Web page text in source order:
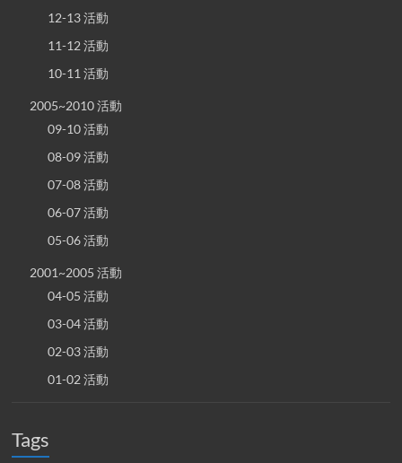
12-13 活動
11-12 活動
10-11 活動
2005~2010 活動
09-10 活動
08-09 活動
07-08 活動
06-07 活動
05-06 活動
2001~2005 活動
04-05 活動
03-04 活動
02-03 活動
01-02 活動
Tags